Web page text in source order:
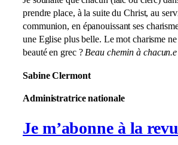
prendre place, à la suite du Christ, au
communion, en épanouissant ses
une Eglise plus belle. Le mot charisme
beauté en grec ?Beau chemin à
Sabine Clermont
Administratrice nationale
Je m’abonne à la